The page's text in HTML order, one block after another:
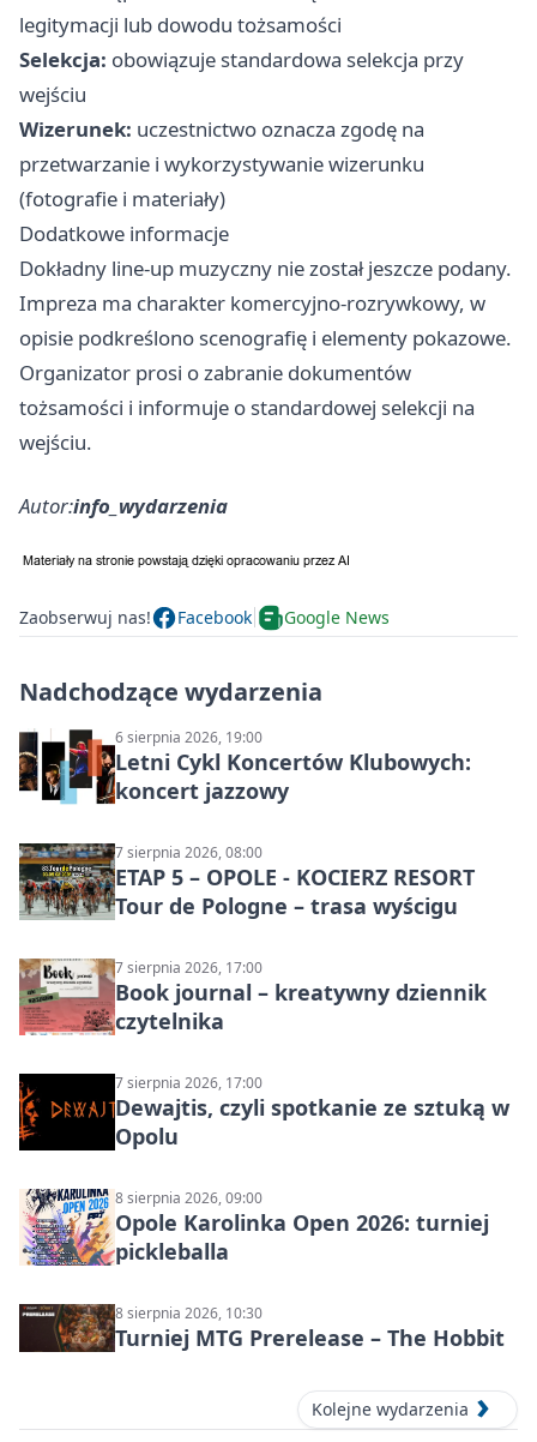
legitymacji lub dowodu tożsamości
Selekcja: obowiązuje standardowa selekcja przy
wejściu
Wizerunek: uczestnictwo oznacza zgodę na
przetwarzanie i wykorzystywanie wizerunku
(fotografie i materiały)
Dodatkowe informacje
Dokładny line-up muzyczny nie został jeszcze podany.
Impreza ma charakter komercyjno-rozrywkowy, w
opisie podkreślono scenografię i elementy pokazowe.
Organizator prosi o zabranie dokumentów
tożsamości i informuje o standardowej selekcji na
wejściu.
Autor:info_wydarzenia
Zaobserwuj nas! Facebook Google News
Nadchodzące wydarzenia
6 sierpnia 2026, 19:00
Letni Cykl Koncertów Klubowych:
koncert jazzowy
7 sierpnia 2026, 08:00
ETAP 5 – OPOLE - KOCIERZ RESORT
Tour de Pologne – trasa wyścigu
7 sierpnia 2026, 17:00
Book journal – kreatywny dziennik
czytelnika
7 sierpnia 2026, 17:00
Dewajtis, czyli spotkanie ze sztuką w
Opolu
8 sierpnia 2026, 09:00
Opole Karolinka Open 2026: turniej
pickleballa
8 sierpnia 2026, 10:30
Turniej MTG Prerelease – The Hobbit
Kolejne wydarzenia